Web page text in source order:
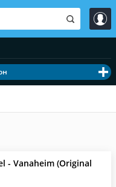
- Vanaheim (Original